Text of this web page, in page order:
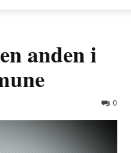
anden i
0